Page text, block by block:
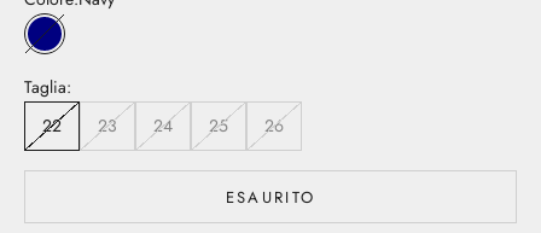
Navy
Taglia:
22
23 24 25 26
ESAURITO